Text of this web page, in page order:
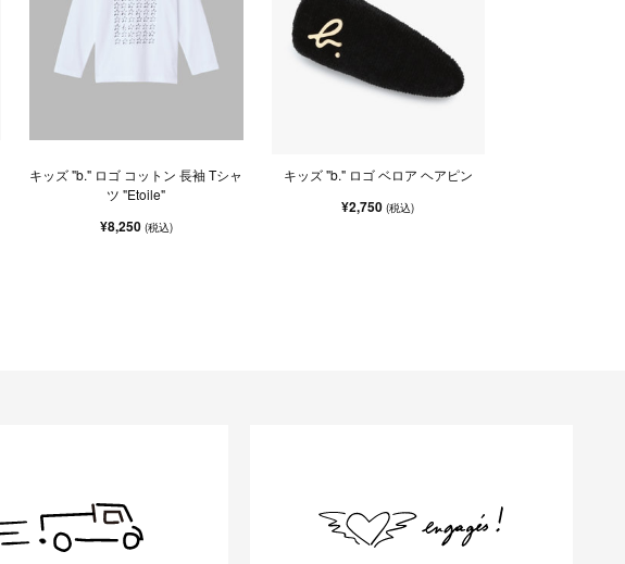
キッズ "b." ロゴ コットン 長袖 Tシャ
ツ "Etoile"
¥8,250 (税込)
キッズ "b." ロゴ ベロア ヘアピン
¥2,750(税込)